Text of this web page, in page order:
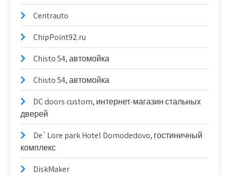
Centrauto
ChipPoint92.ru
Chisto 54, автомойка
Chisto 54, автомойка
DC doors custom, интернет-магазин стальных
дверей
De`Lore park Hotel Domodedovo, гостиничный
комплекс
DiskMaker